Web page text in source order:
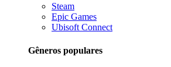
Steam
Epic Games
Ubisoft Connect
Gêneros populares